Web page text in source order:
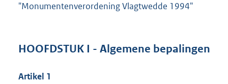
"Monumentenverordening Vlagtwedde 1994"
HOOFDSTUK I - Algemene bepalingen
Artikel 1